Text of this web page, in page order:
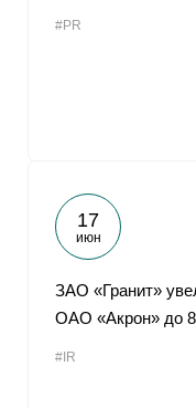
#PR
17
июн
ЗАО «Гранит»
ОАО «Акрон» до
#IR